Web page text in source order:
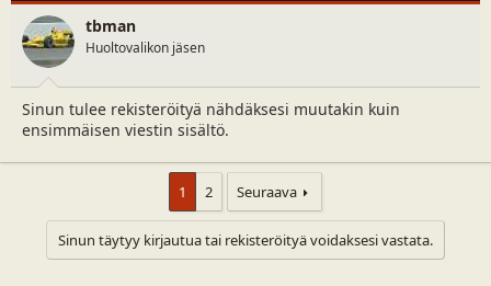
tbman
Huoltovalikon jäsen
Sinun tulee rekisteröityä nähdäksesi muutakin kuin
ensimmäisen viestin sisältö.
1 2 Seuraava
Sinun täytyy kirjautua tai rekisteröityä voidaksesi vastata.